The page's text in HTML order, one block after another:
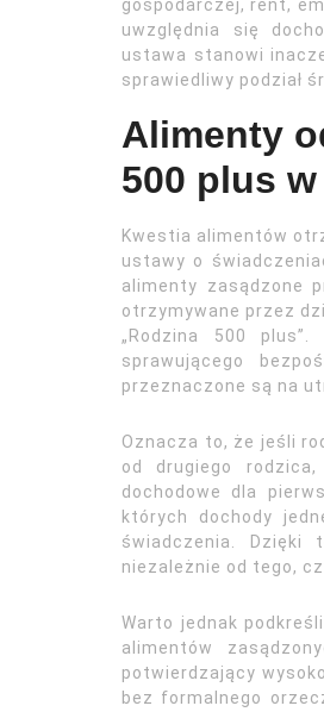
gospodarczej, rent,
uwzględnia się
ustawa stanowi
sprawiedliwy podział
Alimenty
500 plus
Kwestia alimentów
ustawy o
alimenty zasądzone
otrzymywane przez
„Rodzina 500
sprawującego
przeznaczone są na
Oznacza to, że jeśli
od drugiego
dochodowe dla
których dochody
świadczenia. Dzięki
niezależnie od tego,
Warto jednak
alimentów
potwierdzający
bez formalnego